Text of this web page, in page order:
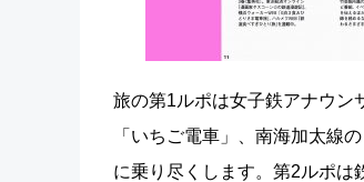
旅の第1ルポは女子鉄アナウン
「いちご電車」、南海加太線
に乗り尽くします。第2ルポは